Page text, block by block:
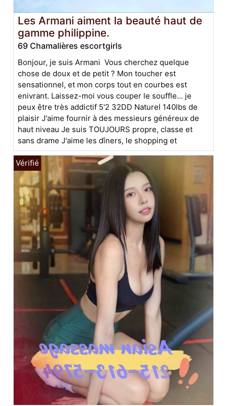
Les Armani aiment la beauté haut de
gamme philippine.
69 Chamalières escortgirls
Bonjour, je suis Armani Vous cherchez quelque
chose de doux et de petit ? Mon toucher est
sensationnel, et mon corps tout en courbes est
enivrant. Laissez-moi vous couper le souffle... je
peux être très addictif 5'2 32DD Naturel 140lbs de
plaisir J'aime fournir à des messieurs généreux de
haut niveau Je suis TOUJOURS propre, classe et
sans drame J'aime les dîners, le shopping et